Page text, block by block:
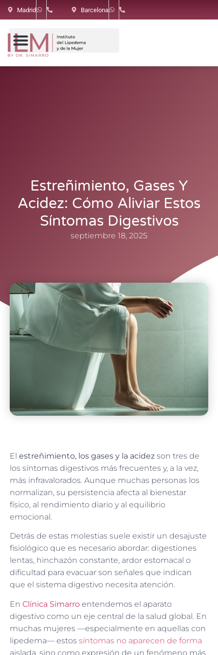
Madrid Barcelona
Estreñimiento, Gases Y
Acidez: Cómo Aliviar Estos
Síntomas Digestivos
septiembre 18, 2025
El estreñimiento, los gases y la acidez son tres de
los síntomas digestivos más frecuentes y, a la vez,
más infravalorados. Aunque muchas personas los
normalizan, su persistencia afecta al bienestar
físico, al rendimiento diario y al equilibrio
emocional.
Detrás de estas molestias suele existir un desajuste
fisiológico que es necesario abordar: digestiones
lentas, hinchazón constante, ardor estomacal o
dificultad para evacuar son señales que indican
que el sistema digestivo necesita atención.
En Clínica Simarro entendemos el aparato
digestivo como un eje central de la salud global. En
muchas mujeres —especialmente en aquellas con
lipedema— estos síntomas no aparecen de forma
aislada, sino como expresión de un fenómeno más